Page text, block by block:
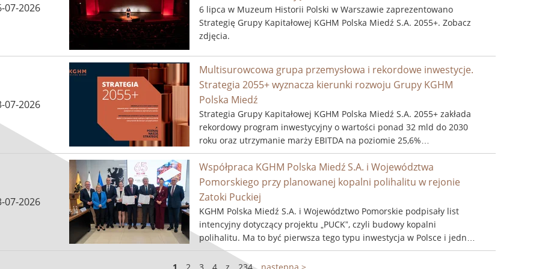
07-2026
6 lipca w Muzeum Historii Polski w Warszawie zaprezentowano
Strategię Grupy Kapitałowej KGHM Polska Miedź S.A. 2055+. Zobacz
zdjęcia.
07-2026
Multisurowcowa grupa przemysłowa i rekordowe inwestycje.
Strategia 2055+ wyznacza kierunki rozwoju Grupy KGHM
Polska Miedź
Strategia Grupy Kapitałowej KGHM Polska Miedź S.A. 2055+ zakłada
rekordowy program inwestycyjny o wartości ponad 32 mld do 2030
roku oraz utrzymanie marży EBITDA na poziomie 25,6%
średniorocznie w latach 2026-2030. ...
07-2026
Współpraca KGHM Polska Miedź S.A. i Województwa
Pomorskiego przy planowanej kopalni polihalitu w rejonie
Zatoki Puckiej
KGHM Polska Miedź S.A. i Województwo Pomorskie podpisały list
intencyjny dotyczący projektu „PUCK”, czyli budowy kopalni
polihalitu. Ma to być pierwsza tego typu inwestycja w Polsce i jedno
z najbardziej perspektywicznych przedsięwzięć dla krajowego rynku
nawozowego. ...